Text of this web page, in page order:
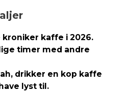
kaffe i 2026.
timer med andre
drikker en kop kaffe
lyst til.